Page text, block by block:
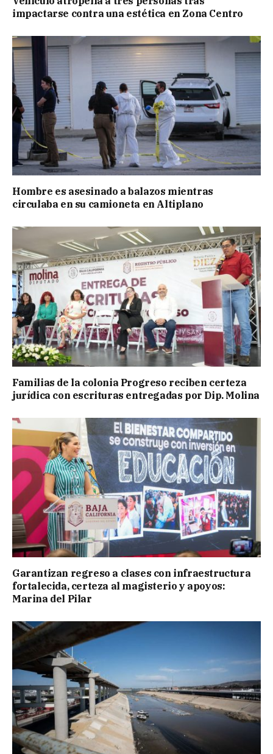
impactarse contra una estética en Zona Centro
Hombre es asesinado a balazos mientras
circulaba en su camioneta en Altiplano
Familias de la colonia Progreso reciben certeza
jurídica con escrituras entregadas por Dip. Molina
Garantizan regreso a clases con infraestructura
fortalecida, certeza al magisterio y apoyos:
Marina del Pilar